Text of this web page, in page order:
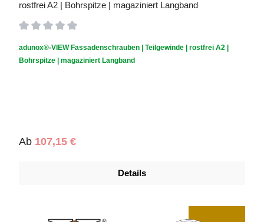
adunox®-VIEW Fassadenschrauben | Teilgewinde | rostfrei A2 |
Bohrspitze | magaziniert Langband
Regulärer Preis:
Ab 107,15 €
Details